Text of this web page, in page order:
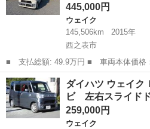
445,000円
ウェイク
145,506km
2015年
西之表市
■ 支払総額: 49.9万円 ■ 車両本体価格： 445,000 円 ■ メーカー
名： ダイハツ ■ 車種名： ウェイ
キー パワステ ＬＥＤ 盗難防止シ
ワーウィンド...
鹿児島 西之表市 ウェイク
ダイハツ ウェイ
ビ 左右スライ
259,000円
ウェイク